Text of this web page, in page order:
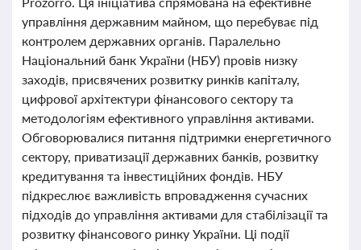
управління державним майном, що перебуває під
контролем державних органів. Паралельно
Національний банк України (НБУ) провів низку
заходів, присвячених розвитку ринків капіталу,
цифрової архітектури фінансового сектору та
методологіям ефективного управління активами.
Обговорювалися питання підтримки енергетичного
сектору, приватизації державних банків, розвитку
кредитування та інвестиційних фондів. НБУ
підкреслює важливість впровадження сучасних
підходів до управління активами для стабілізації та
розвитку фінансового ринку України. Ці події